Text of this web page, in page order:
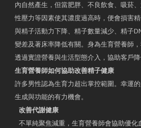
內自然產生，但當肥胖、不良飲食、吸菸
性壓力等因素使其濃度過高時，便會損害
與精子活動力下降、精子數量減少、精子
變差及著床率降低有關。身為生育營養師
透過實證營養與生活型態介入，協助客戶降
生育營養師如何協助改善精子健康
許多男性認為生育力超出掌控範圍。幸運
生成與功能的有力機會。
改善代謝健康
不單純聚焦減重，生育營養師會協助優化